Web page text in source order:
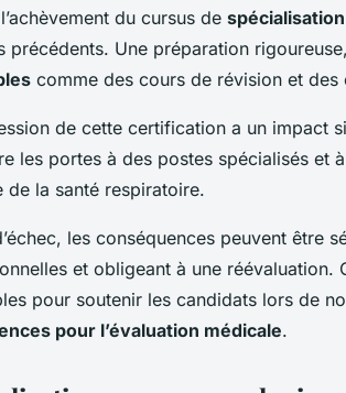
du cursus de
précédents. Une préparation
comme des cours de révision et des
de cette certification a un impact
les portes à des postes spécialisés et
de la santé respiratoire.
les conséquences peuvent être
et obligeant à une réévaluation.
pour soutenir les candidats lors de
pour l’évaluation médicale.